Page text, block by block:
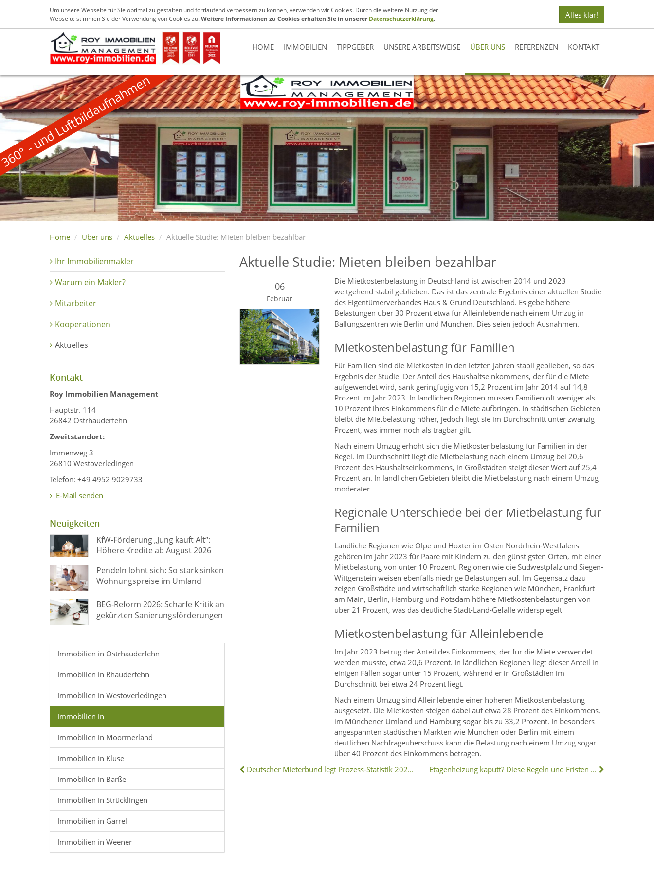
+49 4952 9029733 info@roy-immobilien.de
HOME IMMOBILIEN TIPPGEBER UNSERE ARBEITSWEISE ÜBER UNS REFERENZEN KONTAKT
- und Luftbildaufnahmen
Home Über uns Aktuelles Aktuelle Studie: Mieten bleiben bezahlbar
Aktuelle Studie: Mieten bleiben bezahlbar
06
Februar
Die Mietkostenbelastung in Deutschland ist zwischen 2014 und 2023
weitgehend stabil geblieben. Das ist das zentrale Ergebnis einer aktuellen Studie
des Eigentümerverbandes Haus & Grund Deutschland. Es gebe höhere
Belastungen über 30 Prozent etwa für Alleinlebende nach einem Umzug in
Ballungszentren wie Berlin und München. Dies seien jedoch Ausnahmen.
Mietkostenbelastung für Familien
Für Familien sind die Mietkosten in den letzten Jahren stabil geblieben, so das
Ergebnis der Studie. Der Anteil des Haushaltseinkommens, der für die Miete
aufgewendet wird, sank geringfügig von 15,2 Prozent im Jahr 2014 auf 14,8
Prozent im Jahr 2023. In ländlichen Regionen müssen Familien oft weniger als
10 Prozent ihres Einkommens für die Miete aufbringen. In städtischen Gebieten
bleibt die Mietbelastung höher, jedoch liegt sie im Durchschnitt unter zwanzig
Prozent, was immer noch als tragbar gilt.
Nach einem Umzug erhöht sich die Mietkostenbelastung für Familien in der
Regel. Im Durchschnitt liegt die Mietbelastung nach einem Umzug bei 20,6
Prozent des Haushaltseinkommens, in Großstädten steigt dieser Wert auf 25,4
Prozent an. In ländlichen Gebieten bleibt die Mietbelastung nach einem Umzug
moderater.
Regionale Unterschiede bei der Mietbelastung für
Familien
Ländliche Regionen wie Olpe und Höxter im Osten Nordrhein-Westfalens
gehören im Jahr 2023 für Paare mit Kindern zu den günstigsten Orten, mit einer
Mietbelastung von unter 10 Prozent. Regionen wie die Südwestpfalz und Siegen-
Wittgenstein weisen ebenfalls niedrige Belastungen auf. Im Gegensatz dazu
zeigen Großstädte und wirtschaftlich starke Regionen wie München, Frankfurt
am Main, Berlin, Hamburg und Potsdam höhere Mietkostenbelastungen von
über 21 Prozent, was das deutliche Stadt-Land-Gefälle widerspiegelt.
Mietkostenbelastung für Alleinlebende
Im Jahr 2023 betrug der Anteil des Einkommens, der für die Miete verwendet
werden musste, etwa 20,6 Prozent. In ländlichen Regionen liegt dieser Anteil in
einigen Fällen sogar unter 15 Prozent, während er in Großstädten im
Durchschnitt bei etwa 24 Prozent liegt.
Nach einem Umzug sind Alleinlebende einer höheren Mietkostenbelastung
ausgesetzt. Die Mietkosten steigen dabei auf etwa 28 Prozent des Einkommens,
im Münchener Umland und Hamburg sogar bis zu 33,2 Prozent. In besonders
angespannten städtischen Märkten wie München oder Berlin mit einem
deutlichen Nachfrageüberschuss kann die Belastung nach einem Umzug sogar
über 40 Prozent des Einkommens betragen.
Deutscher Mieterbund legt Prozess-Statistik 2024 vor
Etagenheizung kaputt? Diese Regeln und Fristen gelten künftig
Ihr Immobilienmakler
Warum ein Makler?
Mitarbeiter
Kooperationen
Aktuelles
Kontakt
Roy Immobilien Management
Hauptstr. 114
26842 Ostrhauderfehn
Zweitstandort:
Immenweg 3
26810 Westoverledingen
Telefon: +49 4952 9029733
E-Mail senden
Neuigkeiten
KfW-Förderung „Jung kauft Alt“:
Höhere Kredite ab August 2026
Pendeln lohnt sich: So stark sinken
Wohnungspreise im Umland
BEG-Reform 2026: Scharfe Kritik an
gekürzten Sanierungsförderungen
Immobilien in Ostrhauderfehn
Immobilien in Rhauderfehn
Immobilien in Westoverledingen
Immobilien in
Immobilien in Moormerland
Immobilien in Kluse
Immobilien in Barßel
Immobilien in Strücklingen
Immobilien in Garrel
Immobilien in Weener
Um unsere Webseite für Sie optimal zu gestalten und fortlaufend verbessern zu können, verwenden wir Cookies. Durch die weitere Nutzung der
Webseite stimmen Sie der Verwendung von Cookies zu.Weitere Informationen zu Cookies erhalten Sie in unsererDatenschutzerklärung. Alles klar!